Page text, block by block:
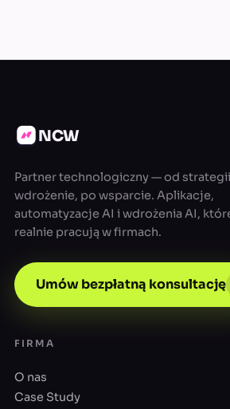
NCW
Partner technologiczny — od
wdrożenie, po wsparcie. Aplikacje,
automatyzacje AI i wdrożenia AI,
realnie pracują w firmach.
Umów bezpłatną konsultację
FIRMA
O nas
Case Study